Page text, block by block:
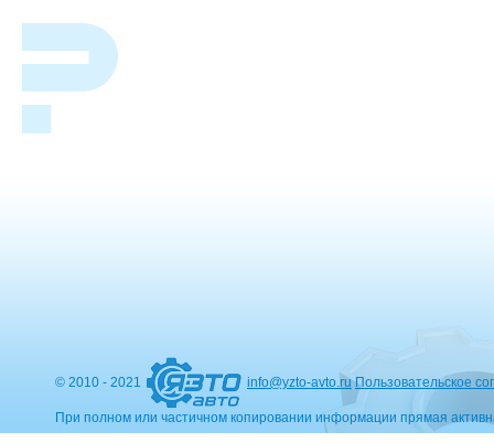
© 2010 - 2021 info@yzto-avto.ru Пользовательское
При полном или частичном копировании информации прямая